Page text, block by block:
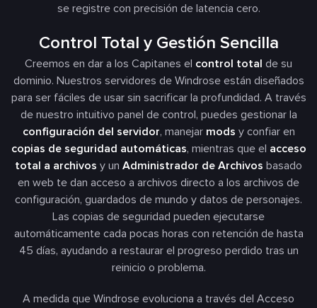
se registre con precisión de latencia cero.
Control Total y Gestión Sencilla
Creemos en dar a los Capitanes el control total de su
dominio. Nuestros servidores de Windrose están diseñados
para ser fáciles de usar sin sacrificar la profundidad. A través
de nuestro intuitivo panel de control, puedes gestionar la
configuración del servidor, manejar mods y confiar en
copias de seguridad automáticas, mientras que el acceso
total a archivos y un Administrador de Archivos basado
en web te dan acceso a archivos directo a los archivos de
configuración, guardados de mundo y datos de personajes.
Las copias de seguridad pueden ejecutarse
automáticamente cada pocas horas con retención de hasta
45 días, ayudando a restaurar el progreso perdido tras un
reinicio o problema.
A medida que Windrose evoluciona a través del Acceso